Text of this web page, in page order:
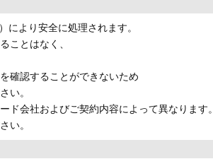
により安全に処理されます。
ことはなく、
確認することができないため
い。
ド会社およびご契約内容によって異なります。
い。